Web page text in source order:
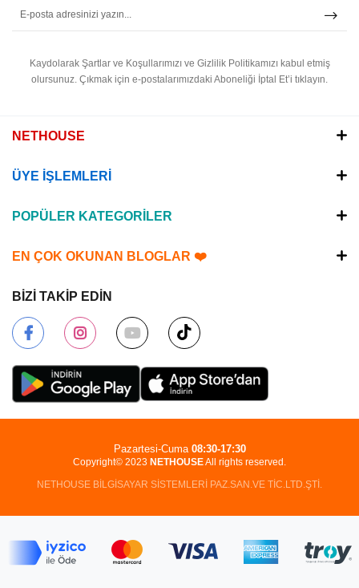
Kaydolarak Şartlar ve Koşullarımızı ve Gizlilik Politikamızı kabul etmiş
olursunuz. Çıkmak için e-postalarımızdaki Aboneliği İptal Et’i tıklayın.
NETHOUSE
ÜYE İŞLEMLERİ
POPÜLER KATEGORİLER
EN ÇOK OKUNAN BLOGLAR ❤️
BİZİ TAKİP EDİN
Copyright© 2023 NETHOUSEAll rights reserved.
NETHOUSE BİLGİSAYAR SİSTEMLERİ PAZ.SAN.VE TİC.LTD.ŞTİ.
Pazartesi-Cuma 08:30-17:30